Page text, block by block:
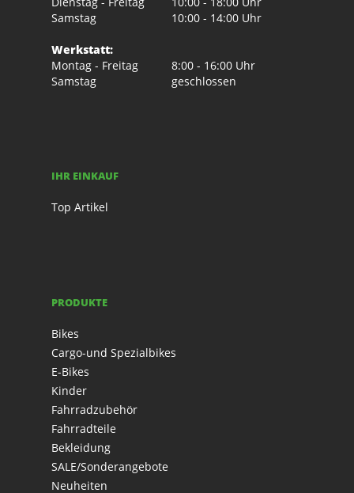
Samstag
10:00 - 14:00 Uhr
Werkstatt:
Montag - Freitag
8:00 - 16:00 Uhr
Samstag
geschlossen
IHR EINKAUF
Top Artikel
PRODUKTE
Bikes
Cargo-und Spezialbikes
E-Bikes
Kinder
Fahrradzubehör
Fahrradteile
Bekleidung
SALE/Sonderangebote
Neuheiten